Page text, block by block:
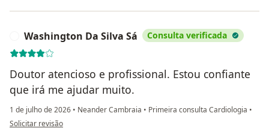
Washington Da Silva Sá Consulta verificada
Doutor atencioso e profissional. Estou confiante
que irá me ajudar muito.
1 de julho de 2026 • Neander Cambraia • Primeira consulta Cardiologia •
na opinião do utilizador Washington Da Silva Sá
Solicitar revisão